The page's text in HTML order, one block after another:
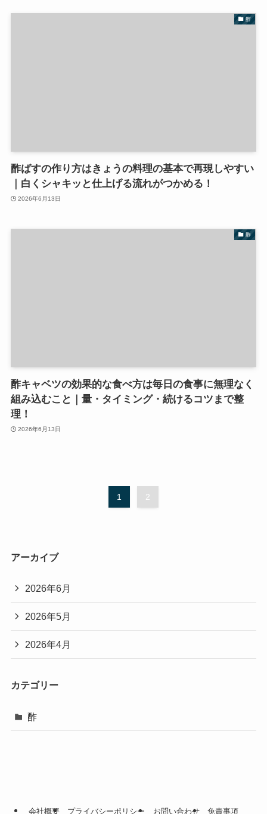
酢
酢ばすの作り方はきょうの料理の基本で再現しやすい
｜白くシャキッと仕上げる流れがつかめる！
2026年6月13日
酢
酢キャベツの効果的な食べ方は毎日の食事に無理なく
組み込むこと｜量・タイミング・続けるコツまで整
理！
2026年6月13日
1 2
アーカイブ
2026年6月
2026年5月
2026年4月
カテゴリー
酢
会社概要 プライバシーポリシー お問い合わせ 免責事項